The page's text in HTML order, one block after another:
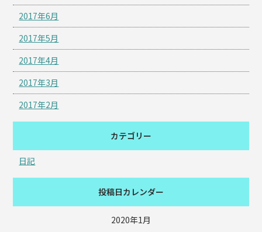
2017年6月
2017年5月
2017年4月
2017年3月
2017年2月
カテゴリー
日記
投稿日カレンダー
2020年1月